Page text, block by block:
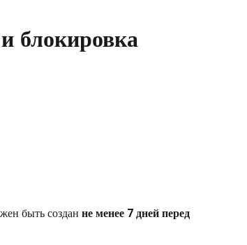
быть создан не менее 7 дней перед